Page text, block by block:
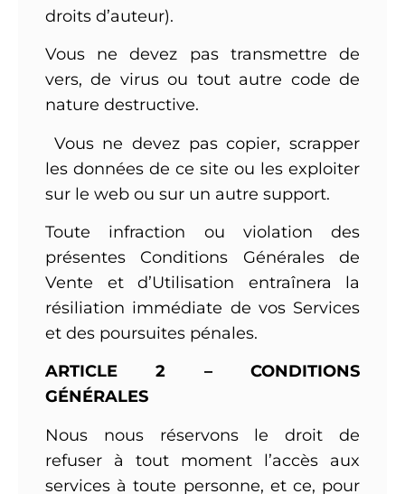
droits d’auteur).
Vous ne devez pas transmettre de
vers, de virus ou tout autre code de
nature destructive.
Vous ne devez pas copier, scrapper
les données de ce site ou les exploiter
sur le web ou sur un autre support.
Toute infraction ou violation des
présentes Conditions Générales de
Vente et d’Utilisation entraînera la
résiliation immédiate de vos Services
et des poursuites pénales.
ARTICLE 2 – CONDITIONS
GÉNÉRALES
Nous nous réservons le droit de
refuser à tout moment l’accès aux
services à toute personne, et ce, pour